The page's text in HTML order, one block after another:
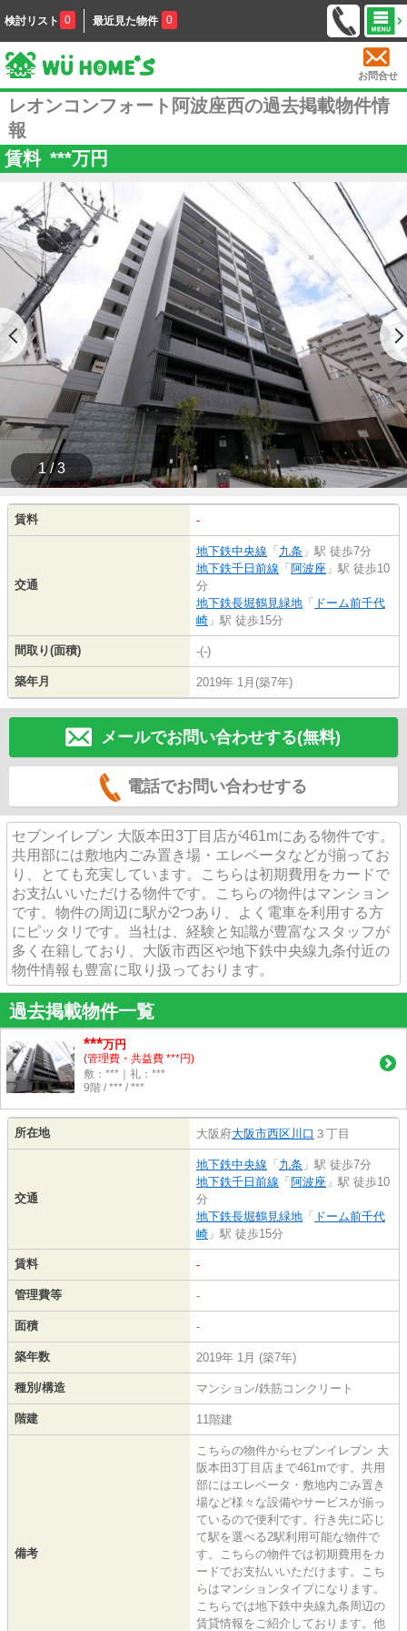
検討リスト 0 最近見た物件 0
お問合せ
レオンコンフォート阿波座西の過去掲載物件情
報
賃料 ***万円
1 / 3
賃料 -
交通
地下鉄中央線 「 九条 」駅 徒歩7分
地下鉄千日前線 「 阿波座 」駅 徒歩10
分
地下鉄長堀鶴見緑地 「 ドーム前千代
崎 」駅 徒歩15分
間取り(面積) -(-)
築年月 2019年 1月(築7年)
メールでお問い合わせする(無料)
電話でお問い合わせする
セブンイレブン 大阪本田3丁目店が461mにある物件です。
共用部には敷地内ごみ置き場・エレベータなどが揃ってお
り、とても充実しています。こちらは初期費用をカードで
お支払いいただける物件です。こちらの物件はマンション
です。物件の周辺に駅が2つあり、よく電車を利用する方
にピッタリです。当社は、経験と知識が豊富なスタッフが
多く在籍しており、大阪市西区や地下鉄中央線九条付近の
物件情報も豊富に取り扱っております。
過去掲載物件一覧
***万円
(管理費・共益費 ***円)
敷：***｜礼：***
9階 / *** / ***
所在地 大阪府大阪市西区川口 ３丁目
交通
地下鉄中央線 「 九条 」駅 徒歩7分
地下鉄千日前線 「 阿波座 」駅 徒歩10
分
地下鉄長堀鶴見緑地 「 ドーム前千代
崎 」駅 徒歩15分
賃料 -
管理費等 -
面積 -
築年数 2019年 1月 (築7年)
種別/構造 マンション/鉄筋コンクリート
階建 11階建
備考
こちらの物件からセブンイレブン 大
阪本田3丁目店まで461mです。共用
部にはエレベータ・敷地内ごみ置き
場など様々な設備やサービスが揃っ
ているので便利です。行き先に応じ
て駅を選べる2駅利用可能な物件で
す。こちらの物件では初期費用をカ
ードでお支払いいただけます。こち
らはマンションタイプになります。
こちらでは地下鉄中央線九条周辺の
賃貸情報をご紹介しております。他